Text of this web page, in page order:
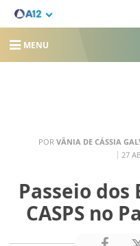
MENU
POR VÂNIA DE CÁSSIA
27
Passeio
CASPS no